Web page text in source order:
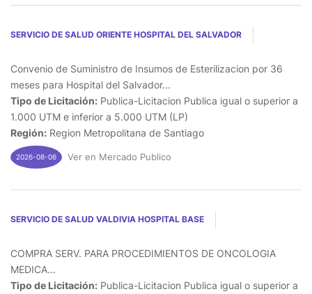
SERVICIO DE SALUD ORIENTE HOSPITAL DEL SALVADOR
Convenio de Suministro de Insumos de Esterilizacion por 36
meses para Hospital del Salvador...
Tipo de Licitación: Publica-Licitacion Publica igual o superior a
1.000 UTM e inferior a 5.000 UTM (LP)
Región: Region Metropolitana de Santiago
2026-08-06 Ver en Mercado Publico
SERVICIO DE SALUD VALDIVIA HOSPITAL BASE
COMPRA SERV. PARA PROCEDIMIENTOS DE ONCOLOGIA
MEDICA...
Tipo de Licitación: Publica-Licitacion Publica igual o superior a